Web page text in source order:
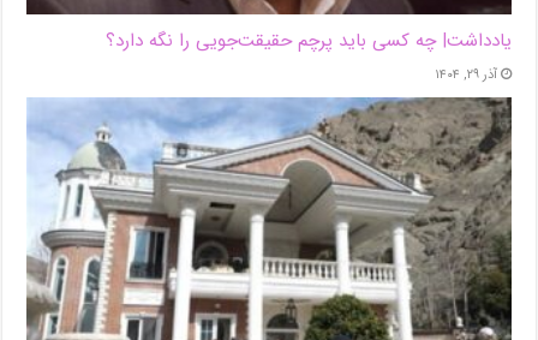
یادداشت| ‌چه کسی باید پرچم حقیقت‌جویی را نگه دارد؟
آذر ۲۹, ۱۴۰۴